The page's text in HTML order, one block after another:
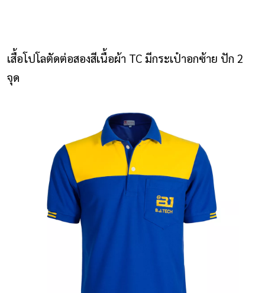
หน้าแรก
ติดต่อเรา
โปรแกรมออกแบบยูนิฟอร์ม
เสื้อโปโลตัดต่อสองสีเนื้อผ้า TC มีกระเป๋าอกซ้าย ปัก 2
จุด